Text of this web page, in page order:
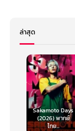
ล่าสุด
Sakamoto Days
(2026) พากย์
ไทย...